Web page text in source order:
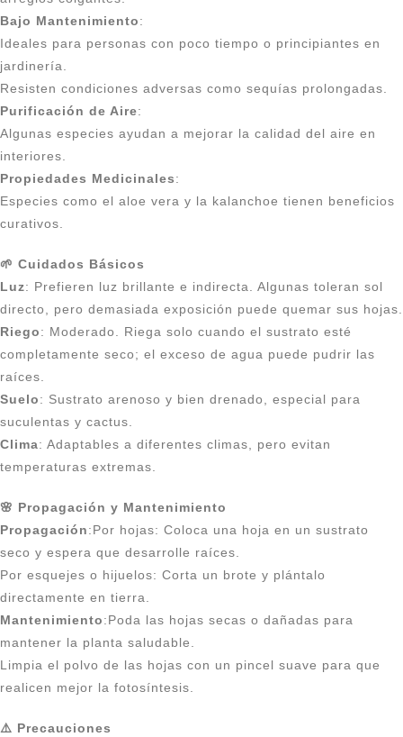
Bajo Mantenimiento:
Ideales para personas con poco tiempo o principiantes en
jardinería.
Resisten condiciones adversas como sequías prolongadas.
Purificación de Aire:
Algunas especies ayudan a mejorar la calidad del aire en
interiores.
Propiedades Medicinales:
Especies como el aloe vera y la kalanchoe tienen beneficios
curativos.
🌱 Cuidados Básicos
Luz: Prefieren luz brillante e indirecta. Algunas toleran sol
directo, pero demasiada exposición puede quemar sus hojas.
Riego: Moderado. Riega solo cuando el sustrato esté
completamente seco; el exceso de agua puede pudrir las
raíces.
Suelo: Sustrato arenoso y bien drenado, especial para
suculentas y cactus.
Clima: Adaptables a diferentes climas, pero evitan
temperaturas extremas.
🌸 Propagación y Mantenimiento
Propagación:Por hojas: Coloca una hoja en un sustrato
seco y espera que desarrolle raíces.
Por esquejes o hijuelos: Corta un brote y plántalo
directamente en tierra.
Mantenimiento:Poda las hojas secas o dañadas para
mantener la planta saludable.
Limpia el polvo de las hojas con un pincel suave para que
realicen mejor la fotosíntesis.
⚠️ Precauciones